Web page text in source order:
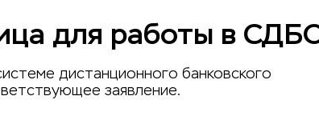
для работы в
дистанционного банковского
заявление.